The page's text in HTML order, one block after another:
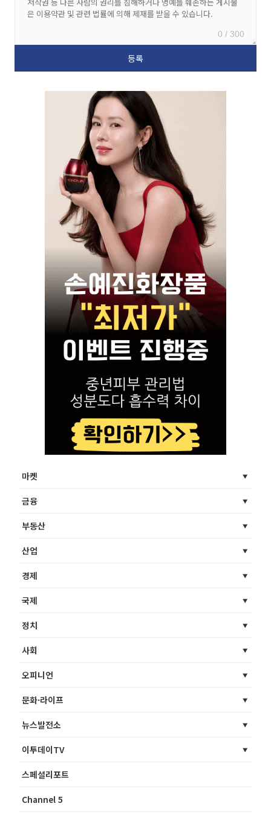
0 / 300
마켓
금융
부동산
산업
경제
국제
정치
사회
오피니언
문화·라이프
뉴스발전소
이투데이TV
스페셜리포트
Channel 5